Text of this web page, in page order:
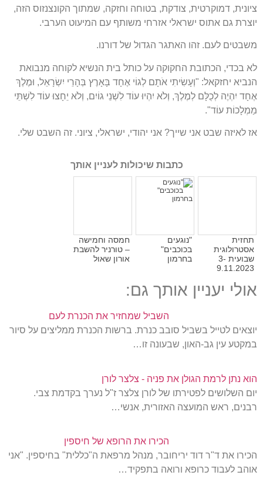
ציונית, דמוקרטית, צודקת, בטוחה וחזקה, שמתוך הקונצנזוס הזה,
יוצרת גם אתוס ישראלי אזרחי משותף עם המיעוט הערבי.
משבטים לעם. זהו האתגר הגדול של דורנו.
לא בכדי, הכתובת החקוקה על כותל בית הנשיא לקוחה מנבואת
הנביא יחזקאל: "וְעָשִׂיתִי אֹתָם לְגוֹי אֶחָד בָּאָרֶץ בְּהָרֵי יִשְׂרָאֵל, וּמֶלֶךְ
אֶחָד יִהְיֶה לְכֻלָּם לְמֶלֶךְ, וְלֹא יִהְיוּ עוֹד לִשְׁנֵי גוֹיִם, וְלֹא יֵחָצוּ עוֹד לִשְׁתֵּי
מַמְלָכוֹת עוֹד".
אז לאיזה שבט אני שייך? אני יהודי, ישראלי, ציוני. זה השבט שלי.
כתבות שיכולות לעניין אותך
תחזית
אסטרולוגית
שבועית 3-
9.11.2023
"נוגעים
בכוכבים"
בחרמון
חמסה וחמישה
– טורניר להשבת
אורון שאול
אולי יעניין אותך גם:
השביל שמחזיר את הכנרת לעם
יוצאים לטייל בשביל סובב כנרת. ברשות הכנרת ממליצים על סיור
במקטע עין גב-האון, שבעונה זו…
הוא נתן לרמת הגולן את פניה - צלצר לורן
יום השלושים לפטירתו של לורן צלצר ז"ל נערך בקדמת צבי.
רבנים, ראש המועצה האזורית, אנשי…
הכירו את הרופא של חיספין
הכירו את ד"ר דוד יריחובר, מנהל מרפאת ה"כללית" בחיספין. "אני
אוהב לעבוד כרופא ורואה בתפקיד…